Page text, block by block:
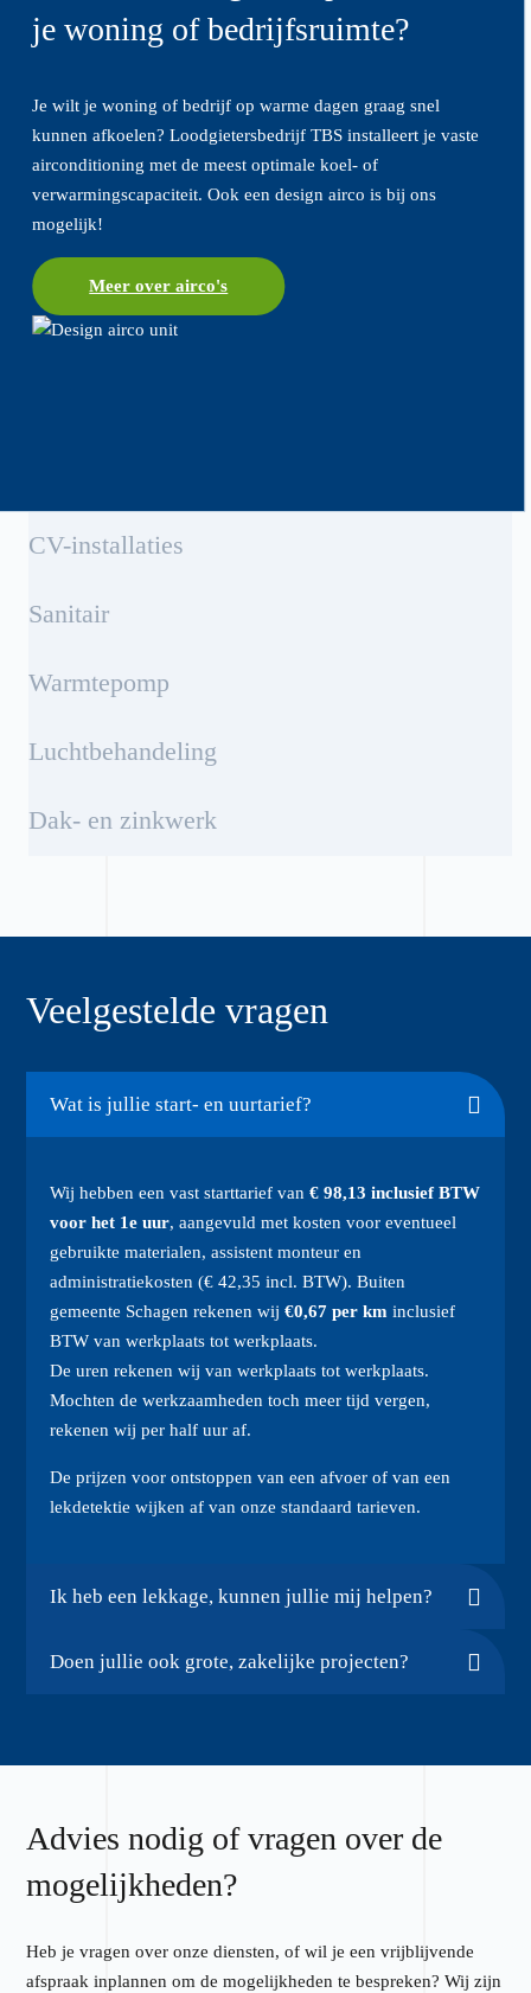
je woning of bedrijfsruimte?
Je wilt je woning of bedrijf op warme dagen graag snel
kunnen afkoelen? Loodgietersbedrijf TBS installeert je vaste
airconditioning met de meest optimale koel- of
verwarmingscapaciteit. Ook een design airco is bij ons
mogelijk!
Meer over airco's
CV-installaties
Sanitair
Warmtepomp
Luchtbehandeling
Dak- en zinkwerk
Veelgestelde vragen
Wat is jullie start- en uurtarief?
Wij hebben een vast starttarief van€ 98,13 inclusief BTW
voor het 1e uur, aangevuld met kosten voor eventueel
gebruikte materialen, assistent monteur en
administratiekosten (€ 42,35 incl. BTW). Buiten
gemeente Schagen rekenen wij€0,67 per km inclusief
BTW van werkplaats tot werkplaats.
De uren rekenen wij van werkplaats tot werkplaats.
Mochten de werkzaamheden toch meer tijd vergen,
rekenen wij per half uur af.
De prijzen voor ontstoppen van een afvoer of van een
lekdetektie wijken af van onze standaard tarieven.
Ik heb een lekkage, kunnen jullie mij helpen?
Doen jullie ook grote, zakelijke projecten?
Advies nodig of vragen over de
mogelijkheden?
Heb je vragen over onze diensten, of wil je een vrijblijvende
afspraak inplannen om de mogelijkheden te bespreken? Wij zijn